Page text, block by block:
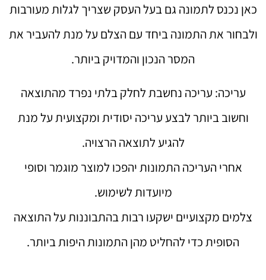
כאן נכנס לתמונה גם בעל העסק שצריך לגלות מעורבות
ולבחור את התמונה ביחד עם הצלם על מנת להעביר את
המסר הנכון והמדויק ביותר.
עריכה: עריכה נחשבת לחלק בלתי נפרד מהתוצאה
וחשוב ביותר לבצע עריכה יסודית ומקצועית על מנת
להגיע לתוצאה הרצויה.
אחרי העריכה התמונות יהפכו למוצר מוגמר וסופי
מיועדות לשימוש.
צלמים מקצועיים ישקעו רבות בהתבוננות על התוצאה
הסופית כדי להחליט מהן התמונות היפות ביותר.